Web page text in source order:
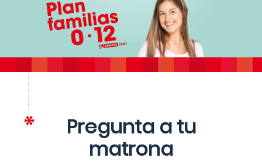
Pregunta a tu
matrona